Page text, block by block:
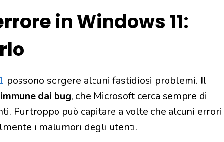
in Windows 11:
possono sorgere alcuni fastidiosi problemi. Il
dai bug, che Microsoft cerca sempre di
Purtroppo può capitare a volte che alcuni errori
i malumori degli utenti.